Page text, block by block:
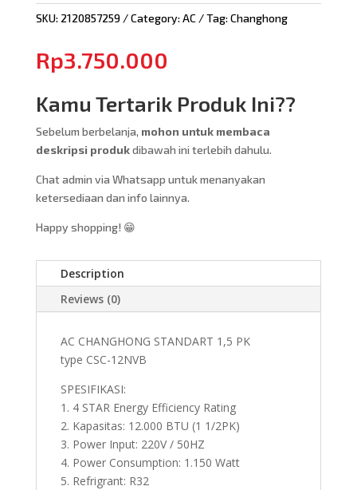
SKU: 2120857259 Category: AC Tag: Changhong
Rp3.750.000
Kamu Tertarik Produk Ini??
Sebelum berbelanja, mohon untuk membaca
deskripsi produkdibawah ini terlebih dahulu.
Chat admin via Whatsapp untuk menanyakan
ketersediaan dan info lainnya.
Happy shopping! 😁
Description
Reviews (0)
AC CHANGHONG STANDART 1,5 PK
type CSC-12NVB
SPESIFIKASI:
1. 4 STAR Energy Efficiency Rating
2. Kapasitas: 12.000 BTU (1 1/2PK)
3. Power Input: 220V / 50HZ
4. Power Consumption: 1.150 Watt
5. Refrigrant: R32